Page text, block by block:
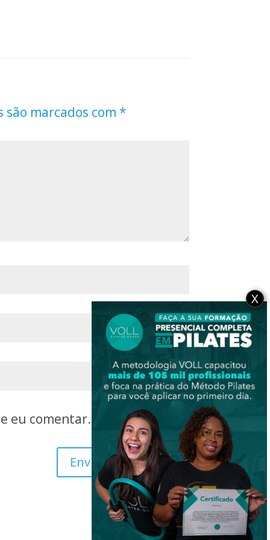
marcados com *
eu comentar.
X